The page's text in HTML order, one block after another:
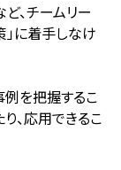
、チームリー
」に着手しなけ
例を把握するこ
、応用できるこ